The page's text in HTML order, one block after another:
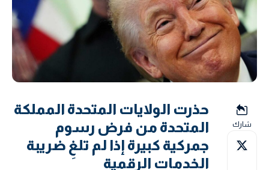
شارك
حذرت الولايات المتحدة المملكة
المتحدة من فرض رسوم
جمركية كبيرة إذا لم تلغِ ضريبة
الخدمات الرقمية